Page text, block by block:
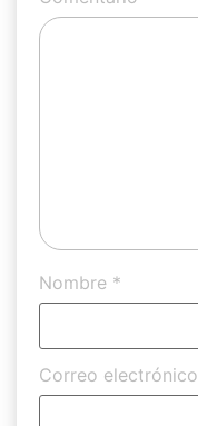
Nombre *
Correo electrónico